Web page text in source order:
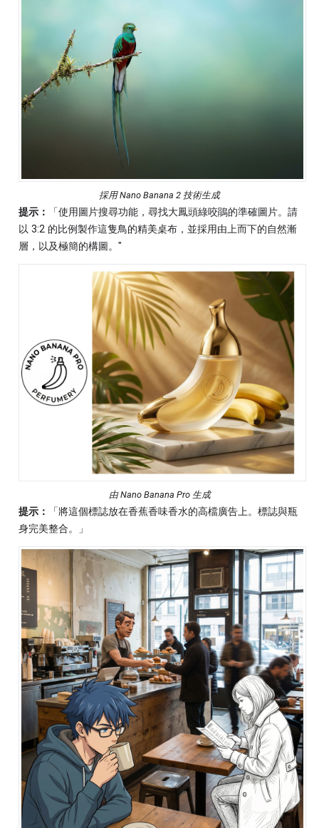
採用 Nano Banana 2 技術生成
提示：
「使用圖片搜尋功能，尋找大鳳頭綠咬鵑的準確圖片。請
以 3:2 的比例製作這隻鳥的精美桌布，並採用由上而下的自然漸
層，以及極簡的構圖。"
由 Nano Banana Pro 生成
提示：
「將這個標誌放在香蕉香味香水的高檔廣告上。標誌與瓶
身完美整合。」